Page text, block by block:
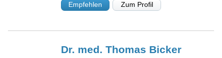
Empfehlen Zum Profil
Dr. med. Thomas Bicker